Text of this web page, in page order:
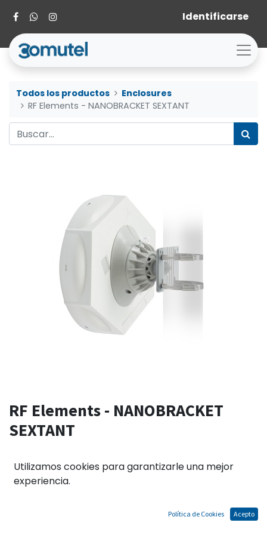
Identificarse
Todos los productos
Enclosures
RF Elements - NANOBRACKET SEXTANT
RF Elements - NANOBRACKET
SEXTANT
El precio no incluye IGV
Garantías de acuerdo a las políticas del fabricante.
Utilizamos cookies para garantizarle una mejor
experiencia.
Política de Cookies Acepto